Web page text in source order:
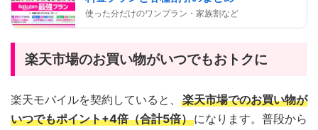
使った分だけのワンプラン・家族割など
楽天市場のお買い物がいつでもおトクに
楽天モバイルを契約していると、 楽天市場でのお買い物が
いつでもポイント+4倍（合計5倍）になります。普段から